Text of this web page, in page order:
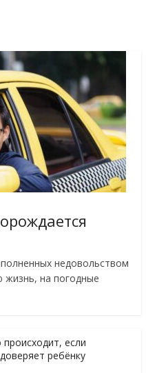
недовольством
жизнь, на погодные
если
ребёнку